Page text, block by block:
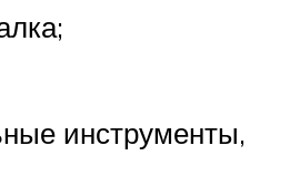
инструменты,